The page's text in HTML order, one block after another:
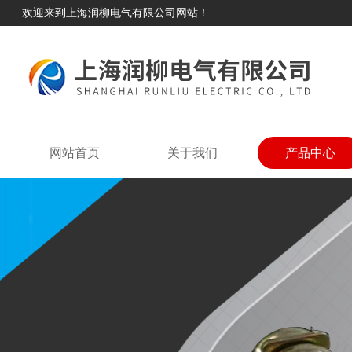
欢迎来到上海润柳电气有限公司网站！
网站首页 关于我们 产品中心